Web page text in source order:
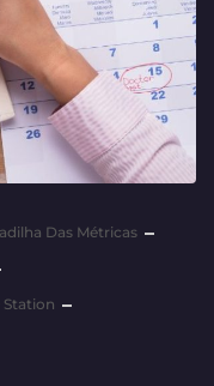
Das Métricas
Station